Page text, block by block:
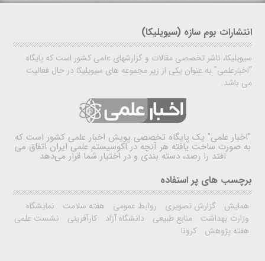
انتشارات بوم سازه (سیویلیکا)
سیویلیکا، ناشر تخصصی مقالات و گزارشهای علمی کشور است که پایگاه
"اخبارعلمی" به عنوان یکی از زیر مجموعه های سیویلیکا در حال فعالیت
می باشد.
"اخبار علمی" یک پایگاه تخصصی پویش اخبار علمی کشور است که
به صورت ساخت یافته هر آنچه در اکوسیستم علمی ایران اتفاق می
افتد را رصد، دسته بندی و در اختیار شما قرار می‌دهد
برچسب های پر استفاده
همایش گزارش تصویری روابط عمومی هفته سلامت
نمایشگاه
وزارت بهداشت
منابع طبیعی دانشگاه آزاد کارآفرینی
نشست علمی
هفته پژوهش
کرونا